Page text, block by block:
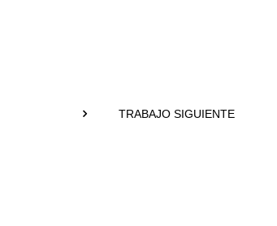
TRABAJO SIGUIENTE